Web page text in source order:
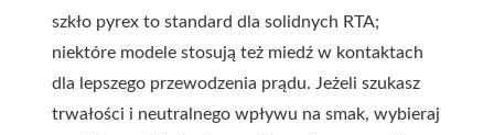
szkło pyrex to standard dla solidnych RTA;
niektóre modele stosują też miedź w kontaktach
dla lepszego przewodzenia prądu. Jeżeli szukasz
trwałości i neutralnego wpływu na smak, wybieraj